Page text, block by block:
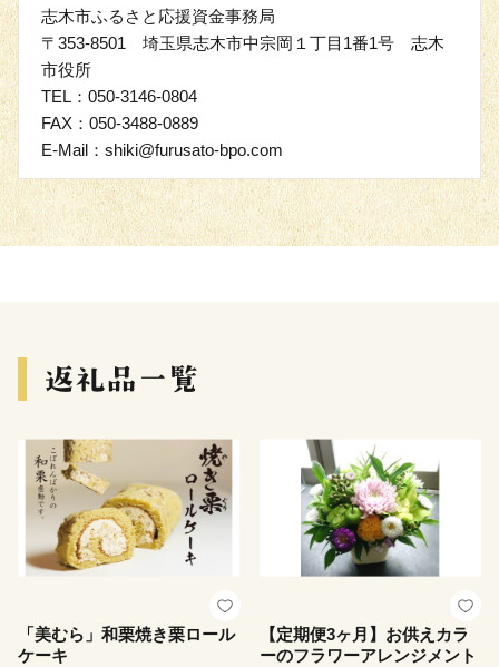
志木市ふるさと応援資金事務局
〒353-8501 埼玉県志木市中宗岡１丁目1番1号 志木
市役所
TEL：050-3146-0804
FAX：050-3488-0889
E-Mail：shiki@furusato-bpo.com
「美むら」和栗焼き栗ロール
ケーキ
【定期便3ヶ月】お供えカラ
ーのフラワーアレンジメント